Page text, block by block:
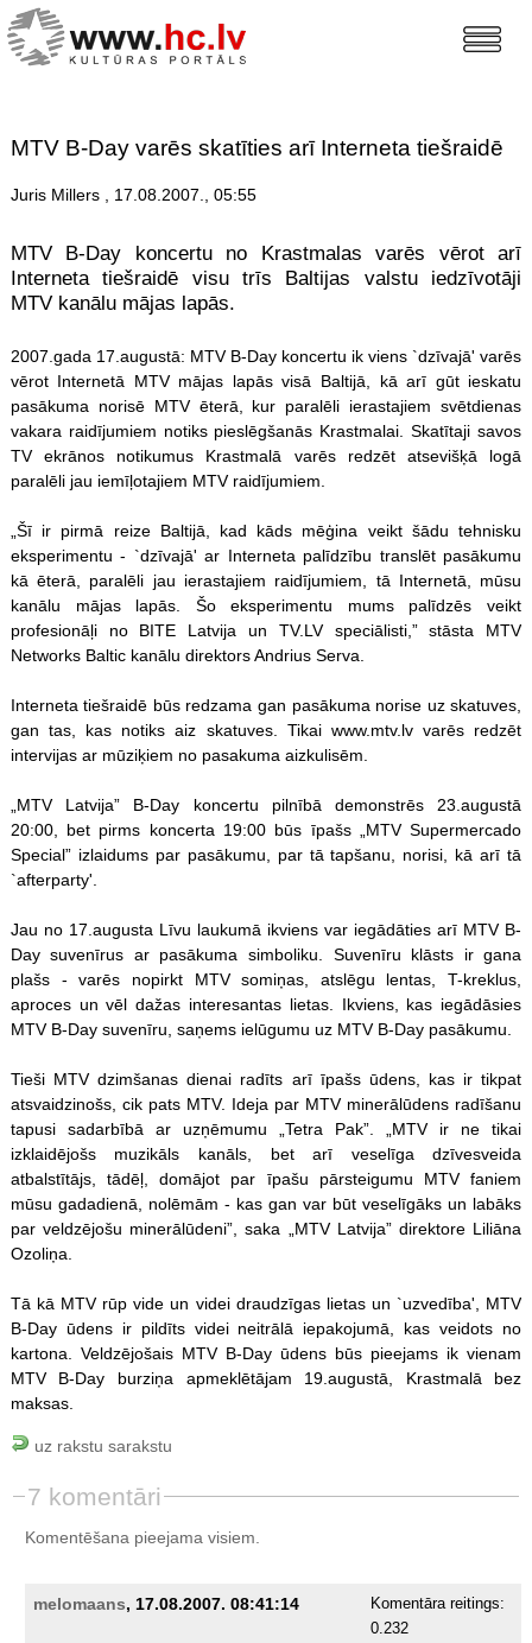
MTV B-Day varēs skatīties arī Interneta tiešraidē
Juris Millers , 17.08.2007., 05:55
MTV B-Day koncertu no Krastmalas varēs vērot arī
Interneta tiešraidē visu trīs Baltijas valstu iedzīvotāji
MTV kanālu mājas lapās.
2007.gada 17.augustā: MTV B-Day koncertu ik viens `dzīvajā' varēs
vērot Internetā MTV mājas lapās visā Baltijā, kā arī gūt ieskatu
pasākuma norisē MTV ēterā, kur paralēli ierastajiem svētdienas
vakara raidījumiem notiks pieslēgšanās Krastmalai. Skatītaji savos
TV ekrānos notikumus Krastmalā varēs redzēt atsevišķā logā
paralēli jau iemīļotajiem MTV raidījumiem.
„Šī ir pirmā reize Baltijā, kad kāds mēģina veikt šādu tehnisku
eksperimentu - `dzīvajā' ar Interneta palīdzību translēt pasākumu
kā ēterā, paralēli jau ierastajiem raidījumiem, tā Internetā, mūsu
kanālu mājas lapās. Šo eksperimentu mums palīdzēs veikt
profesionāļi no BITE Latvija un TV.LV speciālisti,” stāsta MTV
Networks Baltic kanālu direktors Andrius Serva.
Interneta tiešraidē būs redzama gan pasākuma norise uz skatuves,
gan tas, kas notiks aiz skatuves. Tikai www.mtv.lv varēs redzēt
intervijas ar mūziķiem no pasakuma aizkulisēm.
„MTV Latvija” B-Day koncertu pilnībā demonstrēs 23.augustā
20:00, bet pirms koncerta 19:00 būs īpašs „MTV Supermercado
Special” izlaidums par pasākumu, par tā tapšanu, norisi, kā arī tā
`afterparty'.
Jau no 17.augusta Līvu laukumā ikviens var iegādāties arī MTV B-
Day suvenīrus ar pasākuma simboliku. Suvenīru klāsts ir gana
plašs - varēs nopirkt MTV somiņas, atslēgu lentas, T-kreklus,
aproces un vēl dažas interesantas lietas. Ikviens, kas iegādāsies
MTV B-Day suvenīru, saņems ielūgumu uz MTV B-Day pasākumu.
Tieši MTV dzimšanas dienai radīts arī īpašs ūdens, kas ir tikpat
atsvaidzinošs, cik pats MTV. Ideja par MTV minerālūdens radīšanu
tapusi sadarbībā ar uzņēmumu „Tetra Pak”. „MTV ir ne tikai
izklaidējošs muzikāls kanāls, bet arī veselīga dzīvesveida
atbalstītājs, tādēļ, domājot par īpašu pārsteigumu MTV faniem
mūsu gadadienā, nolēmām - kas gan var būt veselīgāks un labāks
par veldzējošu minerālūdeni”, saka „MTV Latvija” direktore Liliāna
Ozoliņa.
Tā kā MTV rūp vide un videi draudzīgas lietas un `uzvedība', MTV
B-Day ūdens ir pildīts videi neitrālā iepakojumā, kas veidots no
kartona. Veldzējošais MTV B-Day ūdens būs pieejams ik vienam
MTV B-Day burziņa apmeklētājam 19.augustā, Krastmalā bez
maksas.
uz rakstu sarakstu
7 komentāri
Komentēšana pieejama visiem.
melomaans, 17.08.2007. 08:41:14
Komentāra reitings:
0.232